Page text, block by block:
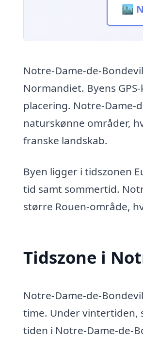
🏙️
Notre-Dame-de-
Normandiet. Byens
placering. Notre-
naturskønne områder,
franske landskab.
Byen ligger i tidszonen
tid samt sommertid.
større Rouen-område,
Tidszone i
Notre-Dame-de-
time. Under vintertiden,
tiden i Notre-Dame-de-